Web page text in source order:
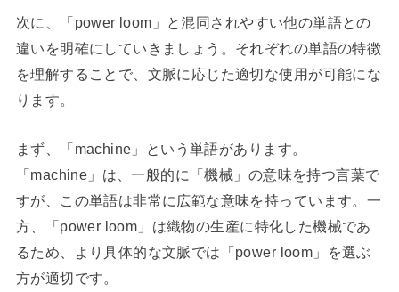
次に、「power loom」と混同されやすい他の単語との
違いを明確にしていきましょう。それぞれの単語の特徴
を理解することで、文脈に応じた適切な使用が可能にな
ります。
まず、「machine」という単語があります。
「machine」は、一般的に「機械」の意味を持つ言葉で
すが、この単語は非常に広範な意味を持っています。一
方、「power loom」は織物の生産に特化した機械であ
るため、より具体的な文脈では「power loom」を選ぶ
方が適切です。